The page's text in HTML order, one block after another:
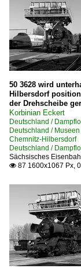
50 3628 wird
Hilbersdorf
der Drehscheibe
Korbinian Eckert
Deutschland /
Deutschland /
Chemnitz-Hilbersdorf
Deutschland /
Sächsisches
 87 1600x1067 Px,